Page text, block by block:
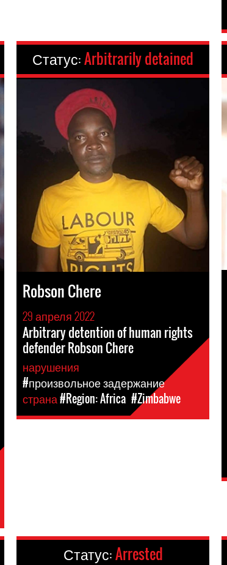
Статус:Arbitrarily detained
Robson Chere
29 апреля 2022
Arbitrary detention of human rights
defender Robson Chere
нарушения
#произвольное задержание
страна#Region: Africa #Zimbabwe
Статус:Arrested